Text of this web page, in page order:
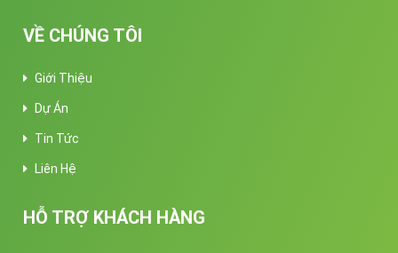
VỀ CHÚNG TÔI
Giới Thiệu
Dự Án
Tin Tức
Liên Hệ
HỖ TRỢ KHÁCH HÀNG